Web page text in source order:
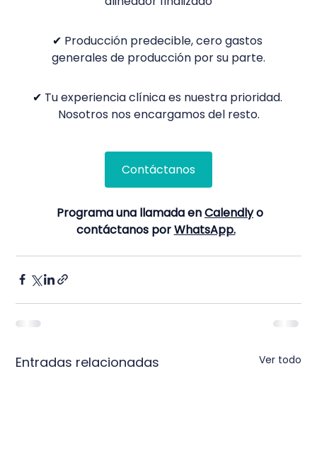
✔ Producción predecible, cero gastos
generales de producción por su parte.
✔ Tu experiencia clínica es nuestra prioridad.
Nosotros nos encargamos del resto.
Contáctanos
Programa una llamada enCalendlyo
contáctanos porWhatsApp.
Entradas relacionadas Ver todo